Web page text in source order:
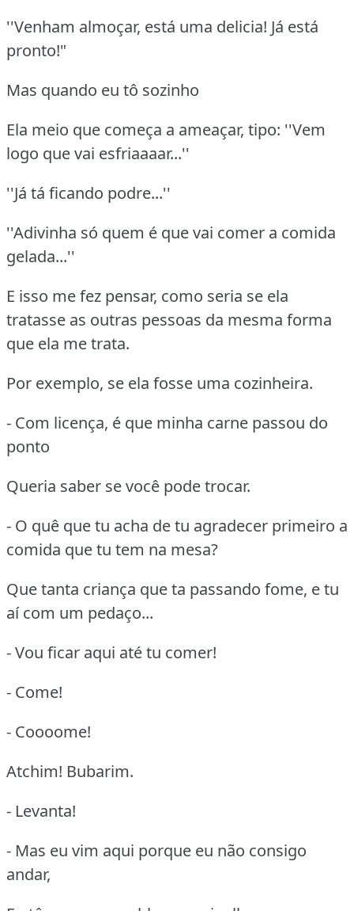
''Venham almoçar, está uma delicia! Já está
pronto!"
Mas quando eu tô sozinho
Ela meio que começa a ameaçar, tipo: ''Vem
logo que vai esfriaaaar...''
''Já tá ficando podre...''
''Adivinha só quem é que vai comer a comida
gelada...''
E isso me fez pensar, como seria se ela
tratasse as outras pessoas da mesma forma
que ela me trata.
Por exemplo, se ela fosse uma cozinheira.
- Com licença, é que minha carne passou do
ponto
Queria saber se você pode trocar.
- O quê que tu acha de tu agradecer primeiro a
comida que tu tem na mesa?
Que tanta criança que ta passando fome, e tu
aí com um pedaço...
- Vou ficar aqui até tu comer!
- Come!
- Coooome!
Atchim! Bubarim.
- Levanta!
- Mas eu vim aqui porque eu não consigo
andar,